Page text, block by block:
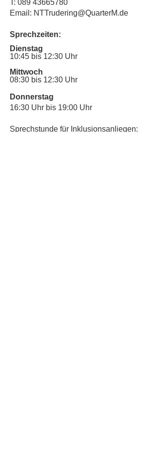
T: 089 43665780
Email: NTTrudering@QuarterM.de
Sprechzeiten:
Dienstag
10:45 bis 12:30 Uhr
Mittwoch
08:30 bis 12:30 Uhr
Donnerstag
16:30 Uhr bis 19:00 Uhr
Sprechstunde für Inklusionsanliegen: